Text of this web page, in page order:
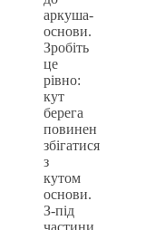
аркуша-
основи.
Зробіть
це
рівно:
кут
берега
повинен
збігатися
з
кутом
основи.
З-під
частини,